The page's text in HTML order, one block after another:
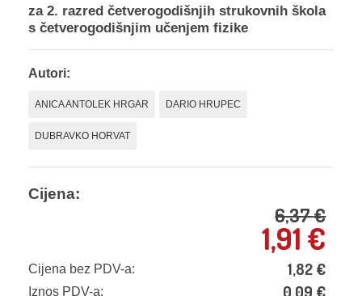
za 2. razred četverogodišnjih strukovnih škola
s četverogodišnjim učenjem fizike
Autori:
ANICA ANTOLEK HRGAR DARIO HRUPEC
DUBRAVKO HORVAT
Cijena:
6,37€
1,91 €
Cijena bez PDV-a: 1,82 €
Iznos PDV-a: 0,09 €